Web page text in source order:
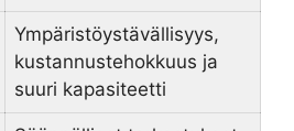
Ympäristöystävällisyys,
kustannustehokkuus ja
suuri kapasiteetti